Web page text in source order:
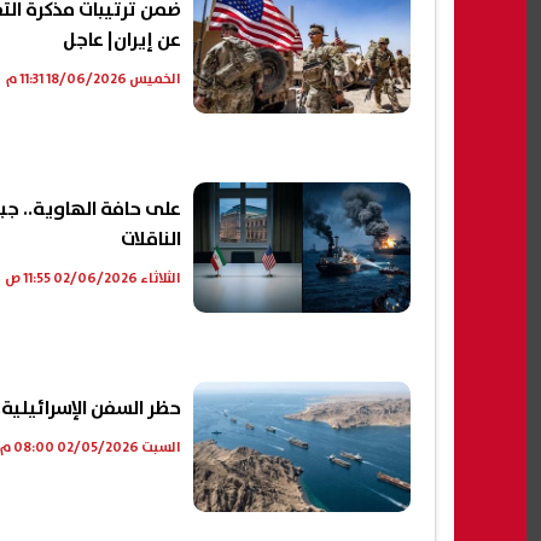
ضمن ترتيبات مذكرة
عن إيران| عاجل
الخميس 18/06/2026 11:31 م
على حافة الهاوية..
الناقلات
الثلاثاء 02/06/2026 11:55 ص
حظر السفن
السبت 02/05/2026 08:00 م